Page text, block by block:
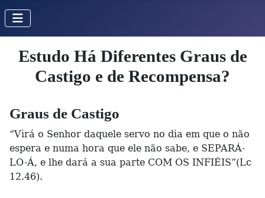
Estudo Há Diferentes Graus de
Castigo e de Recompensa?
Graus de Castigo
“Virá o Senhor daquele servo no dia em que o não
espera e numa hora que ele não sabe, e SEPARÁ-
LO-Á, e lhe dará a sua parte COM OS INFIÉIS”(Lc
12.46).